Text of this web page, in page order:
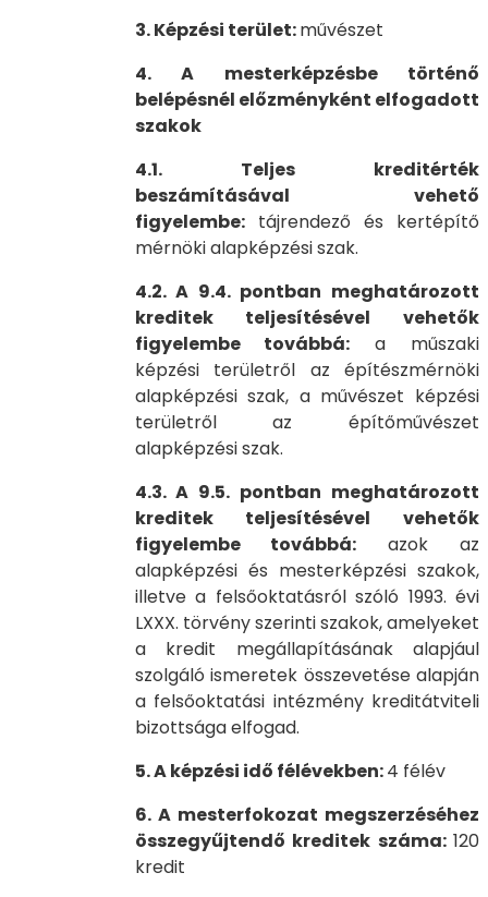
3. Képzési terület:művészet
4. A mesterképzésbe történő
belépésnél előzményként elfogadott
szakok
4.1. Teljes kreditérték
beszámításával vehető
figyelembe:tájrendező és kertépítő
mérnöki alapképzési szak.
4.2. A 9.4. pontban meghatározott
kreditek teljesítésével vehetők
figyelembe továbbá: a műszaki
képzési területről az építészmérnöki
alapképzési szak, a művészet képzési
területről az építőművészet
alapképzési szak.
4.3. A 9.5. pontban meghatározott
kreditek teljesítésével vehetők
figyelembe továbbá: azok az
alapképzési és mesterképzési szakok,
illetve a felsőoktatásról szóló 1993. évi
LXXX. törvény szerinti szakok, amelyeket
a kredit megállapításának alapjául
szolgáló ismeretek összevetése alapján
a felsőoktatási intézmény kreditátviteli
bizottsága elfogad.
5. A képzési idő félévekben:4 félév
6. A mesterfokozat megszerzéséhez
összegyűjtendő kreditek száma: 120
kredit